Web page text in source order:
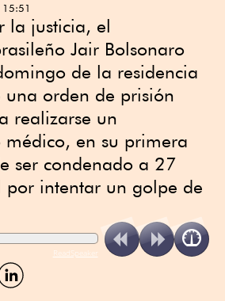
la justicia, el
Jair Bolsonaro
de la residencia
una orden de prisión
realizarse un
en su primera
ser condenado a 27
por intentar un golpe de
ReadSpeaker
Compartir